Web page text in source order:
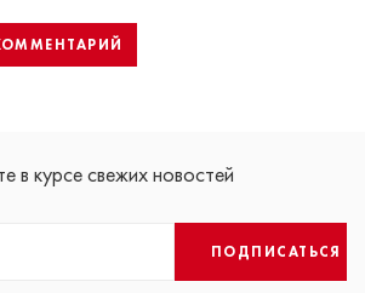
в курсе свежих новостей
ПОДПИСАТЬСЯ